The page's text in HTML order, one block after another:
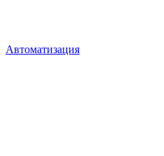
Автоматизация